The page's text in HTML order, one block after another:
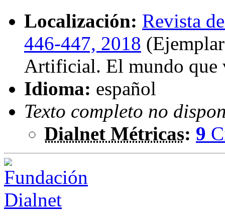
Localización: Revista
446-447, 2018
Artificial. El mundo que
Idioma: español
Texto completo no
Dialnet Métricas: 9